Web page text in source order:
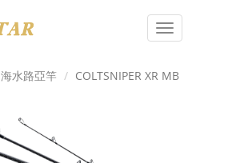
Toggle
海水路亞竿 COLTSNIPER XR MB